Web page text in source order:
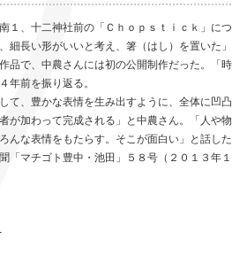
１、十二神社前の「Ｃｈｏｐｓｔｉｃｋ」に
細長い形がいいと考え、箸（はし）を置いた
品で、中農さんには初の公開制作だった。「
年前を振り返る。
て、豊かな表情を生み出すように、全体に凹
が加わって完成される」と中農さん。「人や
んな表情をもたらす。そこが面白い」と話した
「マチゴト豊中・池田」５８号（２０１３年１